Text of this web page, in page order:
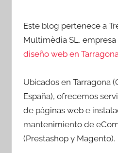
Este blog pertenece a
Multimèdia SL,
diseño web en Tarragona
Ubicados en Tarragona
España), ofrecemos
de páginas web e
mantenimiento de
(Prestashop y Magento).